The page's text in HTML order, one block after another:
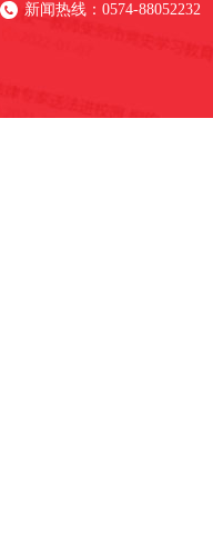
新闻热线：0574-